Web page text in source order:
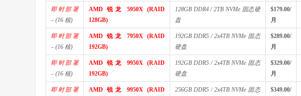
即时部署
– (16 核)
AMD 锐龙 5950X (RAID
128GB)
128GB DDR4 / 2TB NVMe 固态硬
盘
$179.00/
月
即时部署
– (16 核)
AMD 锐龙 7950X (RAID
192GB)
192GB DDR5 / 2x4TB NVMe 固态
硬盘
$289.00/
月
即时部署
– (16 核)
AMD 锐龙 9950X (RAID
192GB)
192GB DDR5 / 2x4TB NVMe 固态
硬盘
$329.00/
月
即时部署
AMD 锐龙 9950X (RAID
256GB DDR5 / 2x4TB NVMe 固态
$349.00/